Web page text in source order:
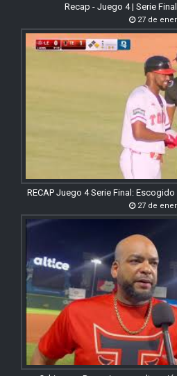
Recap - Juego 4 | Serie
27 de
RECAP Juego 4 Serie Final:
27 de